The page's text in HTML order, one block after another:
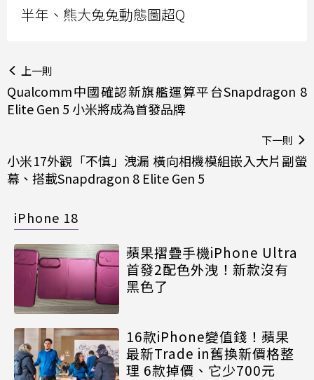
半年、熊大兔兔動態圖超Q
上一則
Qualcomm中國確認新旗艦運算平台Snapdragon 8
Elite Gen 5 小米將成為首發品牌
下一則
小米17外觀「不慎」洩漏 橫向相機模組嵌入大片副螢
幕、搭載Snapdragon 8 Elite Gen 5
iPhone 18
蘋果摺疊手機iPhone Ultra
首發2配色外洩！新款沒有
黑色了
16款iPhone變值錢！蘋果
最新Trade in舊換新價格整
理 6款掉價、它少700元